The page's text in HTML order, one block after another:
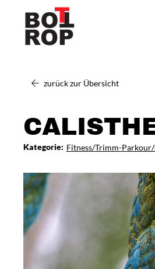
zurück zur Übersicht
Kategorie: Fitness/Trimm-